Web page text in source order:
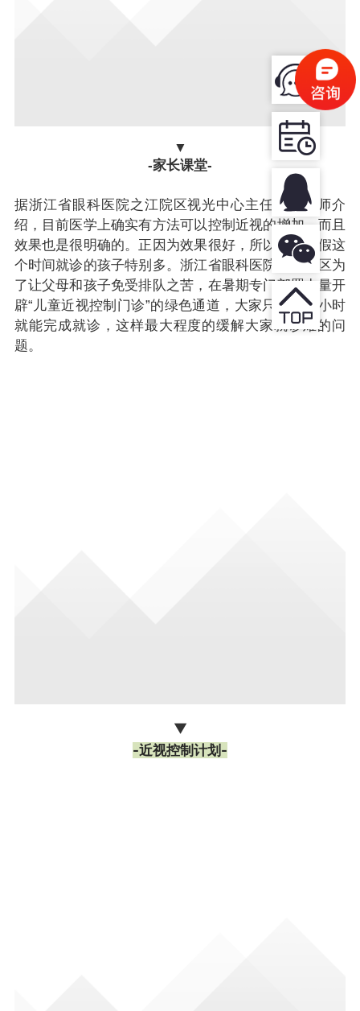
▼
-家长课堂-
据浙江省眼科医院之江院区视光中心主任邓军医师介
绍，目前医学上确实有方法可以控制近视的增加，而且
效果也是很明确的。正因为效果很好，所以在寒暑假这
个时间就诊的孩子特别多。浙江省眼科医院之江院区为
了让父母和孩子免受排队之苦，在暑期专门部署力量开
辟“儿童近视控制门诊”的绿色通道，大家只需要一小时
就能完成就诊，这样最大程度的缓解大家就诊难的问
题。
▼
-近视控制计划-